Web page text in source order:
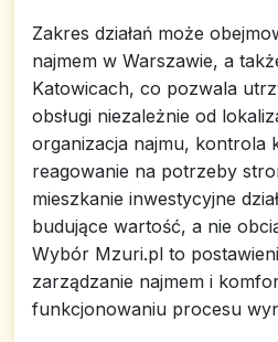
Zakres działań może
najmem w Warszawie, a
Katowicach, co pozwala
obsługi niezależnie od
organizacja najmu, kontrola
reagowanie na potrzeby
mieszkanie inwestycyjne
budujące wartość, a nie
Wybór Mzuri.pl to
zarządzanie najmem i
funkcjonowaniu procesu